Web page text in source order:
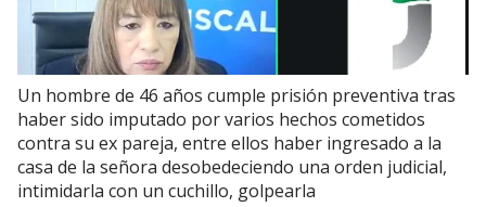
Un hombre de 46 años cumple prisión preventiva tras
haber sido imputado por varios hechos cometidos
contra su ex pareja, entre ellos haber ingresado a la
casa de la señora desobedeciendo una orden judicial,
intimidarla con un cuchillo, golpearla